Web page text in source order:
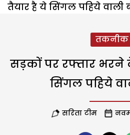
तैयार है ये सिंगल पहिये वाली
तकनीक
सड़कों पर रफ्तार भरने
सिंगल पहिये
सरिता टीम